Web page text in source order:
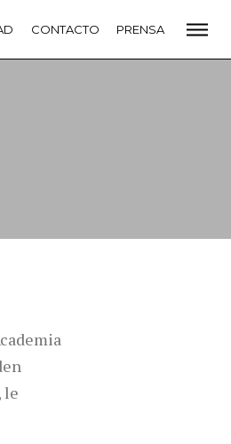
CONTACTO PRENSA
le
FUNDACIÓN
CONTACTO